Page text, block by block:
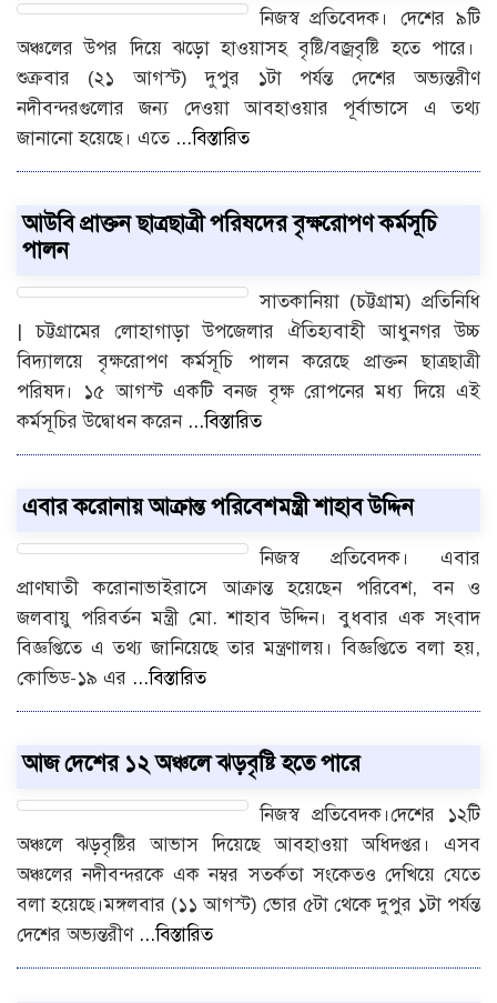
নিজস্ব প্রতিবেদক। দেশের ৯টি
অঞ্চলের উপর দিয়ে ঝড়ো হাওয়াসহ বৃষ্টি/বজ্রবৃষ্টি হতে পারে।
শুক্রবার (২১ আগস্ট) দুপুর ১টা পর্যন্ত দেশের অভ্যন্তরীণ
নদীবন্দরগুলোর জন্য দেওয়া আবহাওয়ার পূর্বাভাসে এ তথ্য
জানানো হয়েছে। এতে ...বিস্তারিত
আউবি প্রাক্তন ছাত্রছাত্রী পরিষদের বৃক্ষরোপণ কর্মসূচি
পালন
সাতকানিয়া (চট্টগ্রাম) প্রতিনিধি
| চট্টগ্রামের লোহাগাড়া উপজেলার ঐতিহ্যবাহী আধুনগর উচ্চ
বিদ্যালয়ে বৃক্ষরোপণ কর্মসূচি পালন করেছে প্রাক্তন ছাত্রছাত্রী
পরিষদ। ১৫ আগস্ট একটি বনজ বৃক্ষ রোপনের মধ্য দিয়ে এই
কর্মসূচির উদ্বোধন করেন ...বিস্তারিত
এবার করোনায় আক্রান্ত পরিবেশমন্ত্রী শাহাব উদ্দিন
নিজস্ব প্রতিবেদক। এবার
প্রাণঘাতী করোনাভাইরাসে আক্রান্ত হয়েছেন পরিবেশ, বন ও
জলবায়ু পরিবর্তন মন্ত্রী মো. শাহাব উদ্দিন। বুধবার এক সংবাদ
বিজ্ঞপ্তিতে এ তথ্য জানিয়েছে তার মন্ত্রণালয়। বিজ্ঞপ্তিতে বলা হয়,
কোভিড-১৯ এর ...বিস্তারিত
আজ দেশের ১২ অঞ্চলে ঝড়বৃষ্টি হতে পারে
নিজস্ব প্রতিবেদক।দেশের ১২টি
অঞ্চলে ঝড়বৃষ্টির আভাস দিয়েছে আবহাওয়া অধিদপ্তর। এসব
অঞ্চলের নদীবন্দরকে এক নম্বর সতর্কতা সংকেতও দেখিয়ে যেতে
বলা হয়েছে।মঙ্গলবার (১১ আগস্ট) ভোর ৫টা থেকে দুপুর ১টা পর্যন্ত
দেশের অভ্যন্তরীণ ...বিস্তারিত